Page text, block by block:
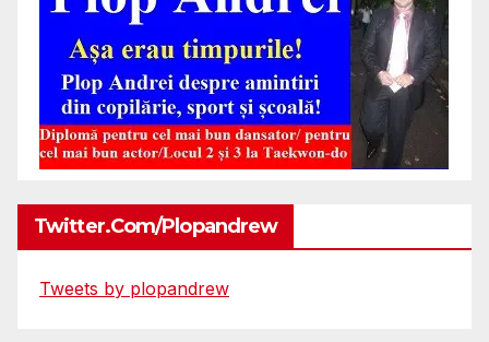
Twitter.com/plopandrew
Tweets by plopandrew